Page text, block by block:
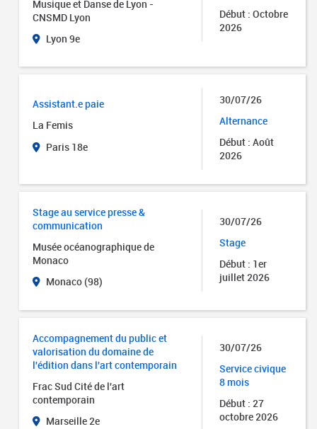
Musique et Danse de Lyon -
CNSMD Lyon
Lyon 9e
Début : Octobre
2026
Assistant.e paie
La Femis
Paris 18e
30/07/26
Alternance
Début : Août
2026
Stage au service presse &
communication
Musée océanographique de
Monaco
Monaco (98)
30/07/26
Stage
Début : 1er
juillet 2026
Accompagnement du public et
valorisation du domaine de
l'édition dans l'art contemporain
Frac Sud Cité de l'art
contemporain
Marseille 2e
30/07/26
Service civique
8 mois
Début : 27
octobre 2026